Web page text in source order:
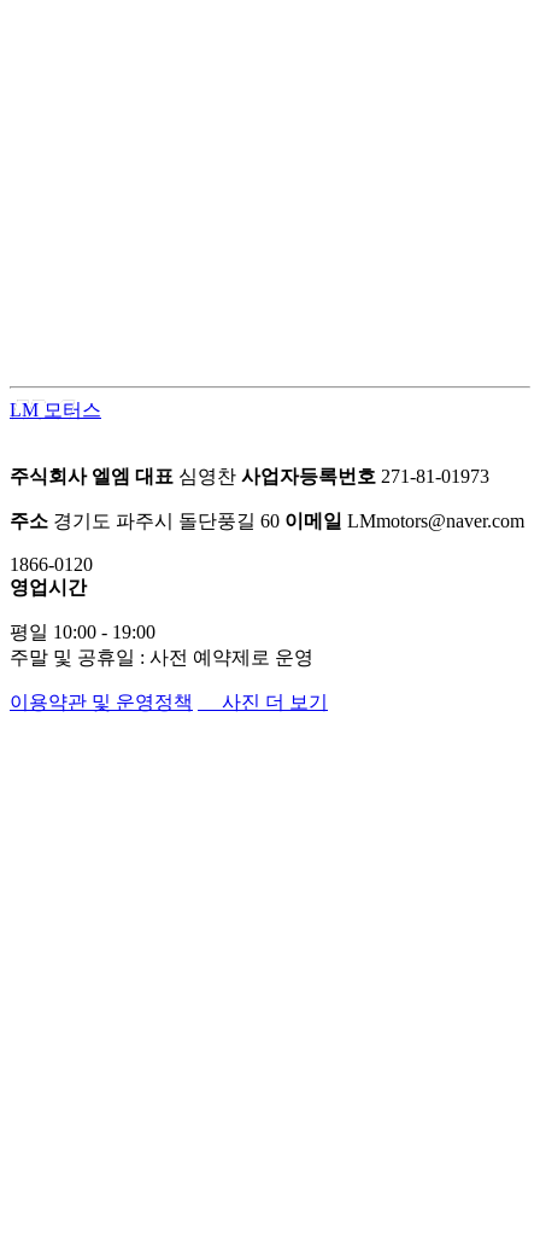
LM 모터스
주식회사 엘엠 대표 심영찬 사업자등록번호 271-81-01973
주소 경기도 파주시 돌단풍길 60 이메일 LMmotors@naver.com
1866-0120
영업시간
평일 10:00 - 19:00
주말 및 공휴일 : 사전 예약제로 운영
이용약관 및 운영정책 사진 더 보기